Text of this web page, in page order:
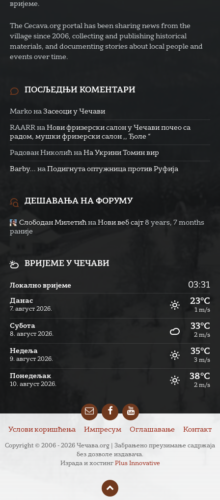
вријеме.
The Cecava.org portal has been sharing news from the
village since 2006, collecting and publishing historical
materials, and documenting stories about local people and
events over time.
ПОСЉЕДЊИ КОМЕНТАРИ
Marko на Засеоци у Чечави
RAARR на Нови фризерски салон у Чечави почео са
радом, мушки фризерски салон ,, Ђоле “
Радован Николић на На Укрини Томин вир
Barby... на Подигнута оптужница против Руфија
ДЕШАВАЊА НА ФОРУМУ
Слободан Милетић на Нови веб сајт 8 years, 7 months
раније
ВРИЈЕМЕ У ЧЕЧАВИ
Локално вријеме 03:31
Данас
7. август 2026.
23°C
1 m/s
Субота
8. август 2026.
33°C
2 m/s
Недеља
9. август 2026.
35°C
3 m/s
Понедељак
10. август 2026.
38°C
2 m/s
EmailFacebookYouTube
Услови коришћења Импресум Оглашавање Контакт
Copyright © 2006 - 2026 Чечава.org | Забрањено преузимање садржаја
без дозволе издавача.
Израда и хостинг Plus Innovative